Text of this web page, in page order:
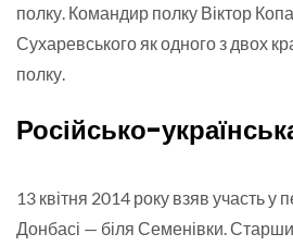
полку. Командир полку Віктор
Сухаревського як одного з двох
полку.
Російсько-
13 квітня 2014 року взяв участь
Донбасі — біля Семенівки.